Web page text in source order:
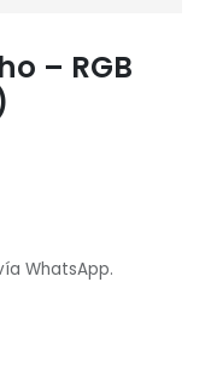
– RGB
WhatsApp.